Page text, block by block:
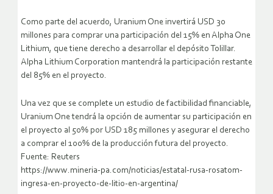
Como parte del acuerdo, Uranium One invertirá USD 30
millones para comprar una participación del 15% en Alpha One
Lithium, que tiene derecho a desarrollar el depósito Tolillar.
Alpha Lithium Corporation mantendrá la participación restante
del 85% en el proyecto.
Una vez que se complete un estudio de factibilidad financiable,
Uranium One tendrá la opción de aumentar su participación en
el proyecto al 50% por USD 185 millones y asegurar el derecho
a comprar el 100% de la producción futura del proyecto.
Fuente: Reuters
https://www.mineria-pa.com/noticias/estatal-rusa-rosatom-
ingresa-en-proyecto-de-litio-en-argentina/